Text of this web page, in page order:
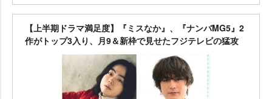
【上半期ドラマ満足度】『ミスなか』、『ナンバMG5』2
作がトップ3入り、月9＆新枠で見せたフジテレビの猛攻